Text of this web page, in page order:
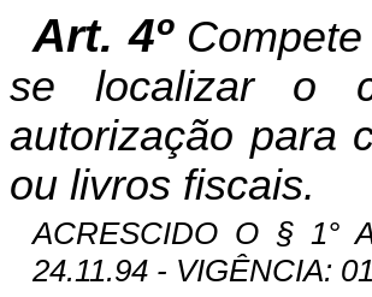
Art. 4º
se localizar o
autorização para
ou livros fiscais.
ACRESCIDO O § 1°
24.11.94 - VIGÊNCIA: